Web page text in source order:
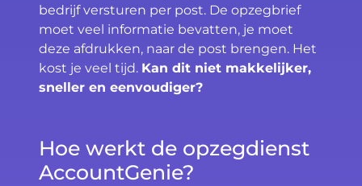
bedrijf versturen per post. De opzegbrief
moet veel informatie bevatten, je moet
deze afdrukken, naar de post brengen. Het
kost je veel tijd. Kan dit niet makkelijker,
sneller en eenvoudiger?
Hoe werkt de opzegdienst
AccountGenie?